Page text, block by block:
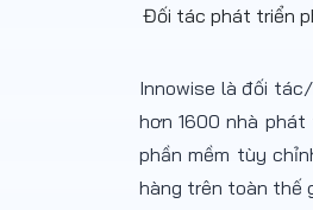
Đối tác phát triển
Innowise là đối
hơn 1600 nhà phát
phần mềm tùy
hàng trên toàn thế